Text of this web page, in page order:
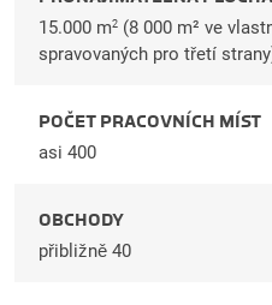
15.000 m2 (8 000 m² ve
spravovaných pro třetí
POČET PRACOVNÍCH MÍST
asi 400
OBCHODY
přibližně 40